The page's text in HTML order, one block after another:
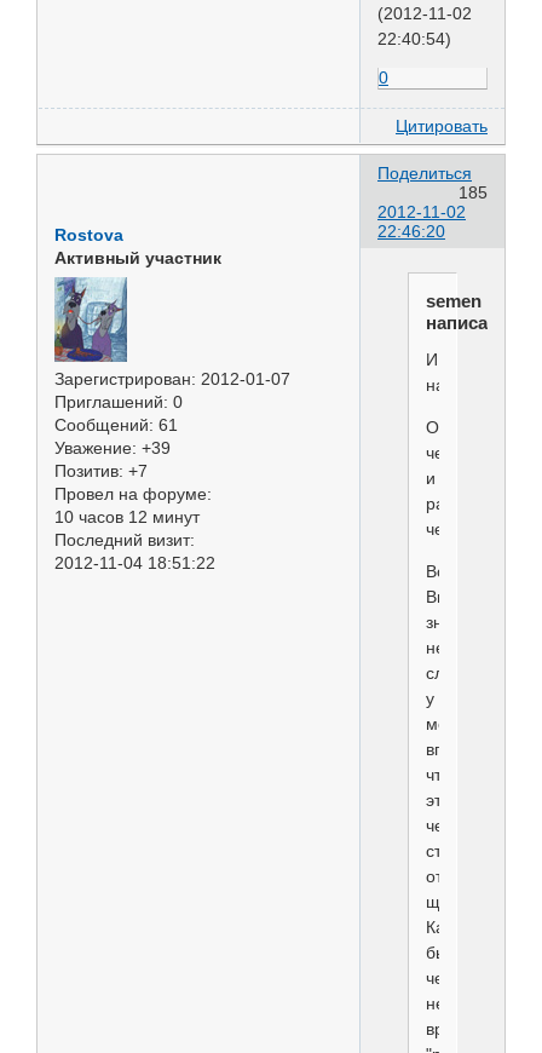
(2012-11-02
22:40:54)
0
Цитировать
Поделиться
185
2012-11-02
22:46:20
Rostova
Активный участник
Зарегистрирован: 2012-01-07
Приглашений: 0
Сообщений: 61
Уважение: +39
Позитив: +7
Провел на форуме:
10 часов 12 минут
Последний визит:
2012-11-04 18:51:22
semen
написал(а):
ИРИНА
написал(а):
Отпугнули
человека,
и
ради
чего?
Вот
Вы
знаете,
не
сложилось
у
меня
впечатление,
что
этому
человеку
стоит
отдавать
щенка.
Как
бы
через
некоторое
время